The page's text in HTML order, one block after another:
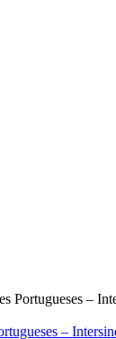
Portugueses –